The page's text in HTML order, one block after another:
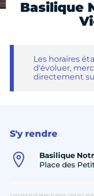
Basilique
Les horaires
d'évoluer,
directement
S'y rendre
Basilique
Place des